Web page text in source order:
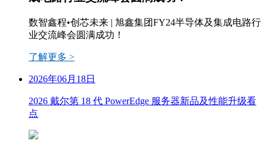
数智鑫程•创芯未来 | 旭鑫集团FY24半导体及集成电路行
业交流峰会圆满成功！
了解更多 >
2026年06月18日
2026 戴尔第 18 代 PowerEdge 服务器新品及性能升级看
点